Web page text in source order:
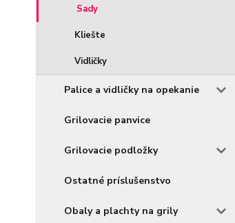
Sady
Kliešte
Vidličky
Palice a vidličky na opekanie
Grilovacie panvice
Grilovacie podložky
Ostatné príslušenstvo
Obaly a plachty na grily